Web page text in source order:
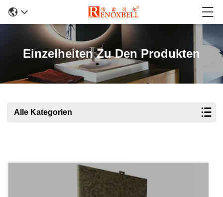
Einzelheiten Zu Den Produkten
Alle Kategorien